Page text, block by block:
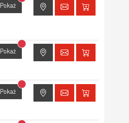
Pokaż Brak dostępu do lokalizacji
Pokaż Brak dostępu do lokalizacji
Pokaż Brak dostępu do lokalizacji